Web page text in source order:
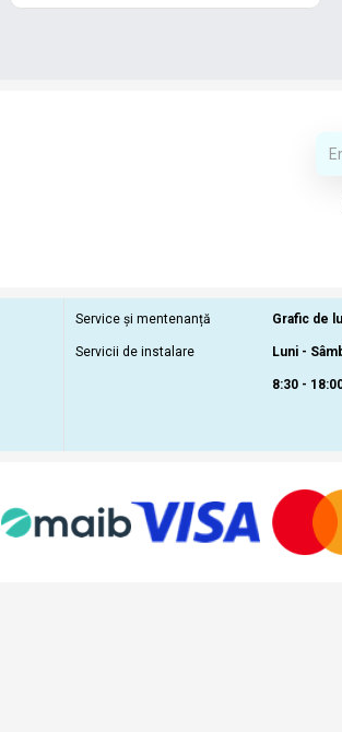
Service și mentenanță
Servicii de instalare
Grafic de
Luni -
8:30 -